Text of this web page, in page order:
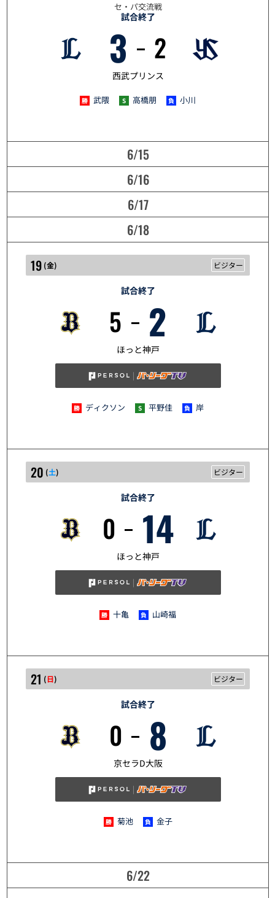
6/14
セ・パ交流戦
試合終了
3 2
西武プリンス
武隈 高橋朋 小川
6/15
6/16
6/17
6/18
6/19
19 (金) ビジター
試合終了
5 2
ほっと神戸
ディクソン 平野佳 岸
6/20
20 (土) ビジター
試合終了
0 14
ほっと神戸
十亀 山崎福
6/21
21 (日) ビジター
試合終了
0 8
京セラD大阪
菊池 金子
6/22